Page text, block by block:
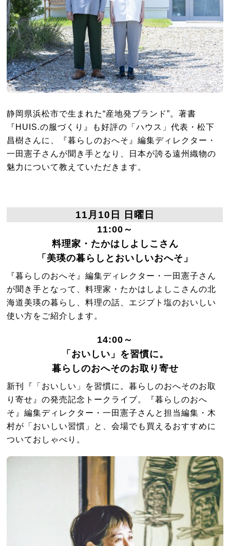
静岡県浜松市で生まれた“産地発ブランド”。著書
『HUIS.の服づくり』も好評の「ハウス」代表・松下
昌樹さんに、『暮らしのおへそ』編集ディレクター・
一田憲子さんが聞き手となり、日本が誇る遠州織物の
魅力について教えていただきます。
11月10日 日曜日
11:00～
料理家・たかはしよしこさん
「美瑛の暮らしとおいしいおへそ」
『暮らしのおへそ』編集ディレクター・一田憲子さん
が聞き手となって、料理家・たかはしよしこさんの北
海道美瑛の暮らし、料理の話、エジプト塩のおいしい
使い方をご紹介します。
14:00～
「おいしい」を習慣に。
暮らしのおへそのお取り寄せ
新刊『「おいしい」を習慣に。暮らしのおへそのお取
り寄せ』の発売記念トークライブ。『暮らしのおへ
そ』編集ディレクター・一田憲子さんと担当編集・木
村が「おいしい習慣」と、会場でも買えるおすすめに
ついておしゃべり。